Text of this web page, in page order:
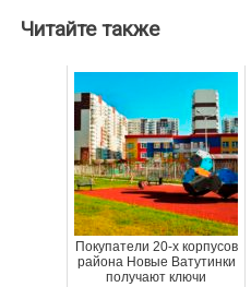
Читайте также
Покупатели 20-х корпусов
района Новые Ватутинки
получают ключи